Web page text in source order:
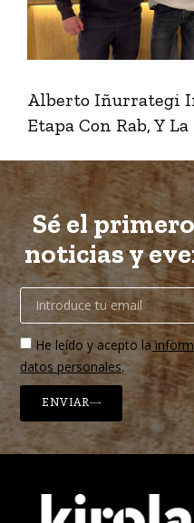
Alberto Iñurrategi
Etapa Con Rab, Y
Sé el
noticias y
He leído y acepto la
datos personales.
ENVIAR